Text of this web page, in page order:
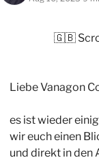
🇬🇧
Liebe Vanagon
es ist wieder
wir euch einen
und direkt in den